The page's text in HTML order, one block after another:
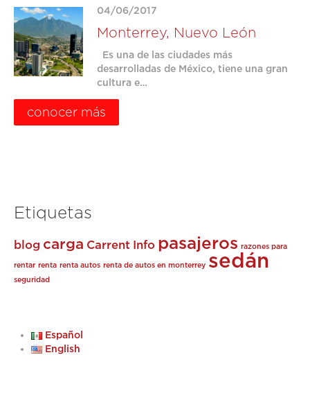
04/06/2017
Monterrey, Nuevo León
Es una de las ciudades más
desarrolladas de México, tiene una gran
cultura e…
conocer más
Etiquetas
blog carga Carrent Info pasajeros razones para
rentar renta renta autos renta de autos en monterrey sedán
seguridad
Español
English